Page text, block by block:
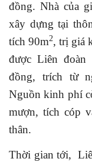
đồng. Nhà của
xây dựng tại
tích 90m2, trị giá
được Liên
đồng, trích từ
Nguồn kinh phí
mượn,tích cóp
thân.
Thời gian tới,